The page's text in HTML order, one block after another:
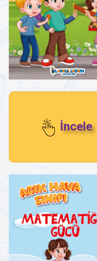
İncele
Paylaşınca Güzel